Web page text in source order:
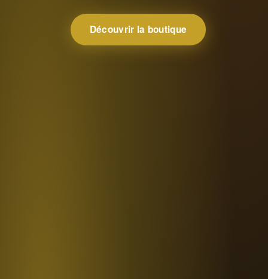
Découvrir la boutique